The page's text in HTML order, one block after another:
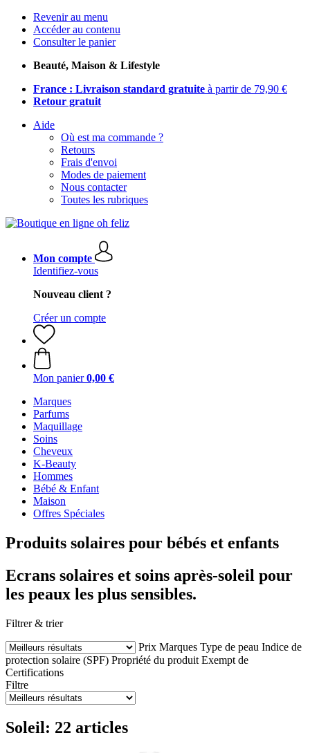
Revenir au menu
Accéder au contenu
Consulter le panier
Beauté, Maison & Lifestyle
France : Livraison standard gratuite à partir de 79,90 €
Retour gratuit
Aide
Où est ma commande ?
Retours
Frais d'envoi
Modes de paiement
Nous contacter
Toutes les rubriques
Mon compte
Identifiez-vous
Nouveau client ?
Créer un compte
Mon panier 0,00 €
Marques
Parfums
Maquillage
Soins
Cheveux
K-Beauty
Hommes
Bébé & Enfant
Maison
Offres Spéciales
Produits solaires pour bébés et enfants
Ecrans solaires et soins après-soleil pour
les peaux les plus sensibles.
Filtrer & trier
Prix Marques Type de peau Indice de
protection solaire (SPF) Propriété du produit Exempt de
Certifications
Filtre
Soleil: 22 articles